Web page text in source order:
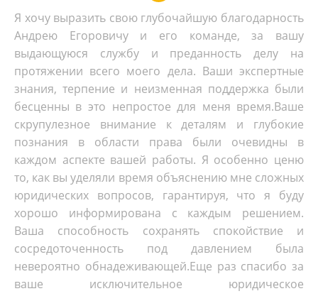
Я хочу выразить свою глубочайшую благодарность
Андрею Егоровичу и его команде, за вашу
выдающуюся службу и преданность делу на
протяжении всего моего дела. Ваши экспертные
знания, терпение и неизменная поддержка были
бесценны в это непростое для меня время.Ваше
скрупулезное внимание к деталям и глубокие
познания в области права были очевидны в
каждом аспекте вашей работы. Я особенно ценю
то, как вы уделяли время объяснению мне сложных
юридических вопросов, гарантируя, что я буду
хорошо информирована с каждым решением.
Ваша способность сохранять спокойствие и
сосредоточенность под давлением была
невероятно обнадеживающей.Еще раз спасибо за
ваше исключительное юридическое